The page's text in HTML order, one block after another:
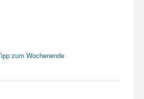
zum Wochenende